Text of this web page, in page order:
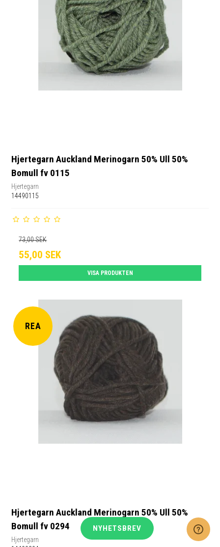
Hjertegarn Auckland Merinogarn 50% Ull 50%
Bomull fv 0115
Hjertegarn
14490115
73,00 SEK
55,00 SEK
VISA PRODUKTEN
REA
Hjertegarn Auckland Merinogarn 50% Ull 50%
Bomull fv 0294
Hjertegarn
NYHETSBREV